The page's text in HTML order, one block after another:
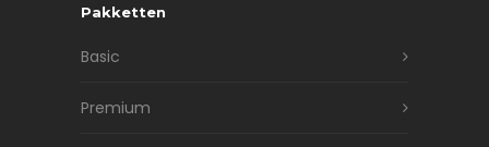
Pakketten
Basic
Premium